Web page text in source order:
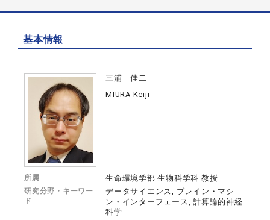
基本情報
三浦 佳二
MIURA Keiji
所属 生命環境学部 生物科学科 教授
研究分野・キーワー
ド
データサイエンス, ブレイン・マシ
ン・インターフェース, 計算論的神経
科学